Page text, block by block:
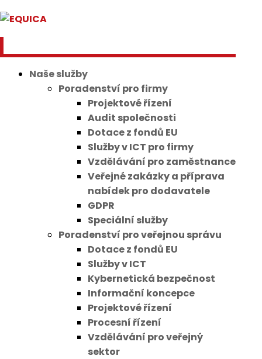
Naše služby
Poradenství pro firmy
Projektové řízení
Audit společnosti
Dotace z fondů EU
Služby v ICT pro firmy
Vzdělávání pro zaměstnance
Veřejné zakázky a příprava
nabídek pro dodavatele
GDPR
Speciální služby
Poradenství pro veřejnou správu
Dotace z fondů EU
Služby v ICT
Kybernetická bezpečnost
Informační koncepce
Projektové řízení
Procesní řízení
Vzdělávání pro veřejný
sektor